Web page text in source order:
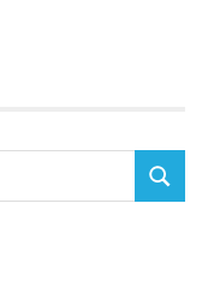
SEARCH